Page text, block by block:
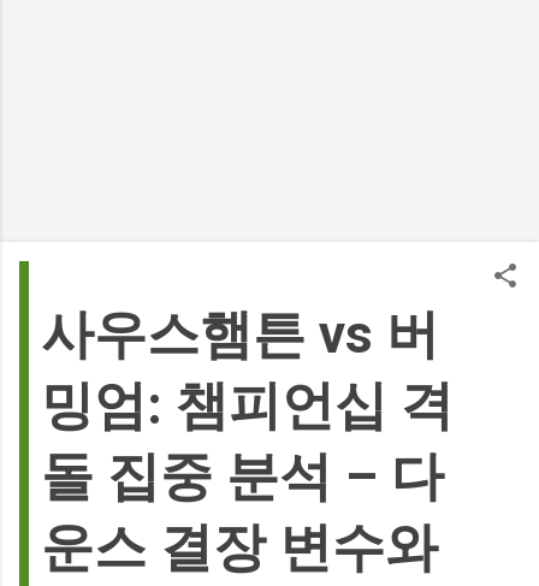
사우스햄튼 vs 버
밍엄: 챔피언십 격
돌 집중 분석 – 다
운스 결장 변수와